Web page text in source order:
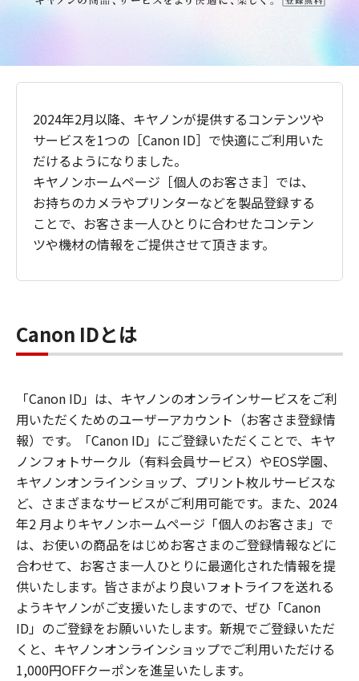
2024年2月以降、キヤノンが提供するコンテンツや
サービスを1つの［Canon ID］で快適にご利用いた
だけるようになりました。
キヤノンホームページ［個人のお客さま］では、
お持ちのカメラやプリンターなどを製品登録する
ことで、お客さま一人ひとりに合わせたコンテン
ツや機材の情報をご提供させて頂きます。
Canon IDとは
「Canon ID」は、キヤノンのオンラインサービスをご利
用いただくためのユーザーアカウント（お客さま登録情
報）です。「Canon ID」にご登録いただくことで、キヤ
ノンフォトサークル（有料会員サービス）やEOS学園、
キヤノンオンラインショップ、プリント枚ルサービスな
ど、さまざまなサービスがご利用可能です。また、2024
年2 月よりキヤノンホームページ「個人のお客さま」で
は、お使いの商品をはじめお客さまのご登録情報などに
合わせて、お客さま一人ひとりに最適化された情報を提
供いたします。皆さまがより良いフォトライフを送れる
ようキヤノンがご支援いたしますので、ぜひ「Canon
ID」のご登録をお願いいたします。新規でご登録いただ
くと、キヤノンオンラインショップでご利用いただける
1,000円OFFクーポンを進呈いたします。